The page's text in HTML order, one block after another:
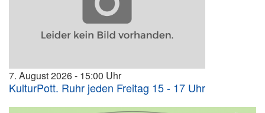
7. August 2026 15:00
KulturPott. Ruhr jeden Freitag 15 - 17 Uhr